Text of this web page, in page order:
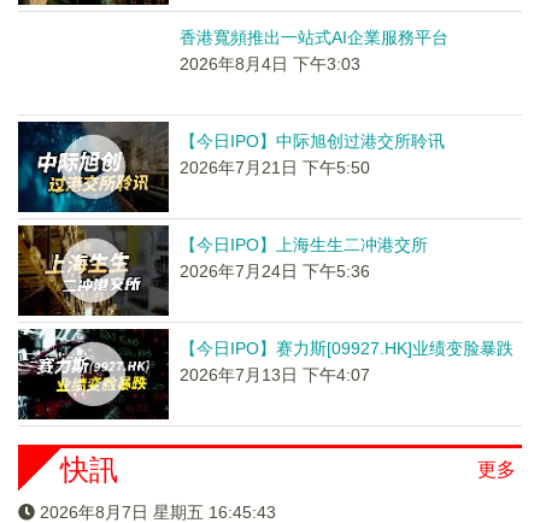
香港寬頻推出一站式AI企業服務平台
2026年8月4日 下午3:03
【今日IPO】中际旭创过港交所聆讯
2026年7月21日 下午5:50
【今日IPO】上海生生二冲港交所
2026年7月24日 下午5:36
【今日IPO】赛力斯[09927.HK]业绩变脸暴跌
2026年7月13日 下午4:07
更多
快訊
2026年8月7日 星期五 16:45:44